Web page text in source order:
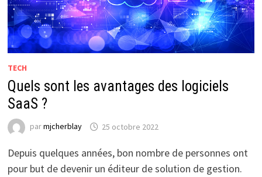
TECH
Quels sont les avantages des logiciels
SaaS ?
parmjcherblay 25 octobre 2022
Depuis quelques années, bon nombre de personnes ont
pour but de devenir un éditeur de solution de gestion.